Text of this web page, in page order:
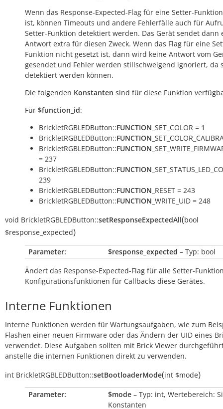
Wenn das Response-Expected-Flag für eine Setter-
ist, können Timeouts und andere Fehlerfälle auch für
Setter-Funktion detektiert werden. Das Gerät sendet dann
Antwort extra für diesen Zweck. Wenn das Flag für eine
Funktion nicht gesetzt ist, dann wird keine Antwort vom
gesendet und Fehler werden stillschweigend ignoriert, da
detektiert werden können.
Die folgenden Konstanten sind für diese Funktion
Für $function_id:
BrickletRGBLEDButton::FUNCTION _SET_COLOR = 1
BrickletRGBLEDButton::FUNCTION
BrickletRGBLEDButton::FUNCTION
= 237
BrickletRGBLEDButton::FUNCTION
239
BrickletRGBLEDButton::FUNCTION _RESET = 243
BrickletRGBLEDButton::FUNCTION _WRITE_UID = 248
void BrickletRGBLEDButton::setResponseExpectedAll(bool
$response_expected)
Parameter: $response_expected – Typ: bool
Ändert das Response-Expected-Flag für alle Setter-
Konfigurationsfunktionen für Callbacks diese Gerätes.
Interne Funktionen
Interne Funktionen werden für Wartungsaufgaben, wie zum
Flashen einer neuen Firmware oder das Ändern der UID eines
verwendet. Diese Aufgaben sollten mit Brick Viewer
anstelle die internen Funktionen direkt zu verwenden.
int BrickletRGBLEDButton::setBootloaderMode(int $mode)
Parameter: $mode – Typ: int, Wertebereich:
Konstanten